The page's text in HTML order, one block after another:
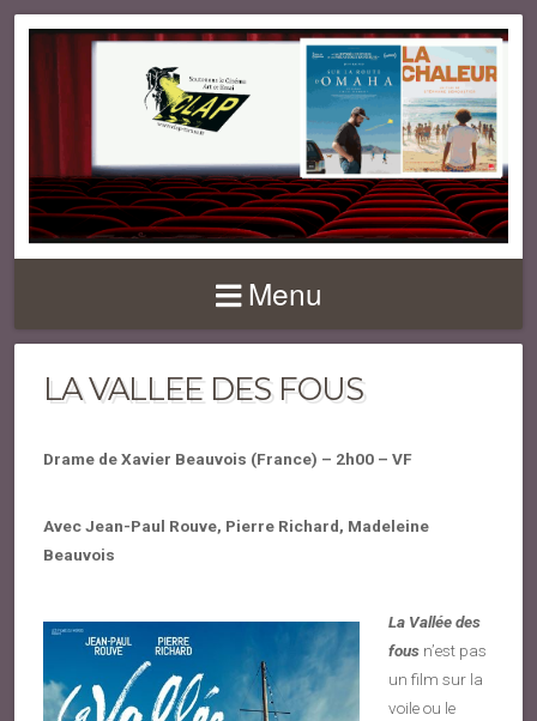
Menu
LA VALLEE DES FOUS
Drame de Xavier Beauvois (France) – 2h00 – VF
Avec Jean-Paul Rouve, Pierre Richard, Madeleine
Beauvois
La Vallée des
fous n’est pas
un film sur la
voile ou le